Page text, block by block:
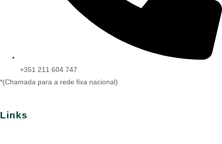
+351 211 604 747
*(Chamada para a rede fixa nacional)
Links